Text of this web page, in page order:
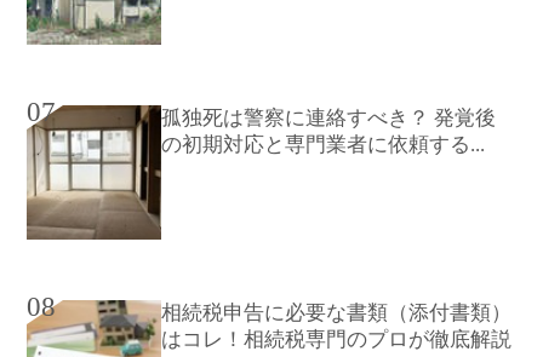
07
孤独死は警察に連絡すべき？ 発覚後
の初期対応と専門業者に依頼する...
08
相続税申告に必要な書類（添付書類）
はコレ！相続税専門のプロが徹底解説